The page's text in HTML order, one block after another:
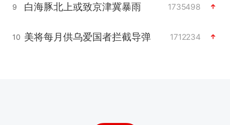
9 白海豚北上或致京津冀暴雨 1735498
10 美将每月供乌爱国者拦截导弹 1712234